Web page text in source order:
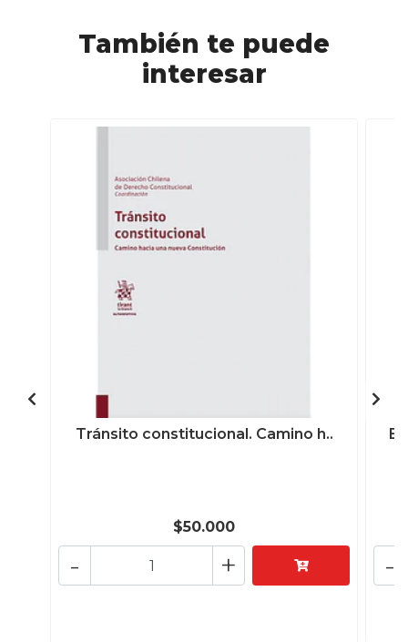
También te puede
interesar
Tránsito constitucional. Camino h..
$50.000
+
- -